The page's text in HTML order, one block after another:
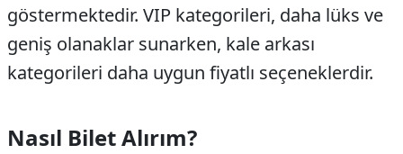
göstermektedir. VIP kategorileri, daha lüks ve
geniş olanaklar sunarken, kale arkası
kategorileri daha uygun fiyatlı seçeneklerdir.
Nasıl Bilet Alırım?